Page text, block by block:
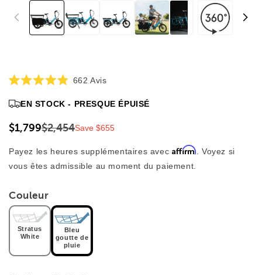
4,9
sur
étoiles
662 AvisCliquez
faire
jusqu'aux
EN STOCK - PRESQUE ÉPUISÉ
$1,799$2,454Save $655
Payez les heures supplémentaires avec Affirm . Voyez si
vous êtes admissible au moment du paiement.
Couleur
Stratus
White
Bleu
goutte de
pluie